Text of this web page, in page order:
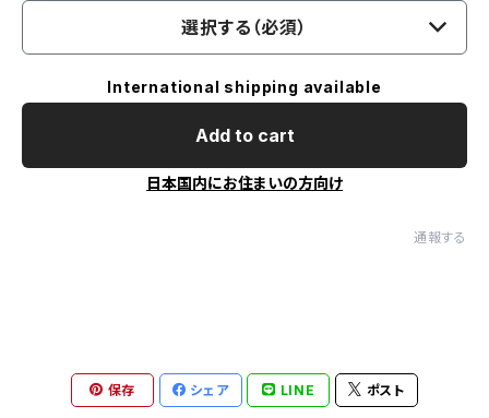
選択する（必須）
International shipping available
Add to cart
日本国内にお住まいの方向け
通報する
保存 シェア LINE ポスト